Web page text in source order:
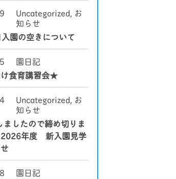
Uncategorized, お
知らせ
園の空きについて
園日記
食育講習会★
Uncategorized, お
知らせ
ましたので締め切りま
年度 新入園見学
園日記